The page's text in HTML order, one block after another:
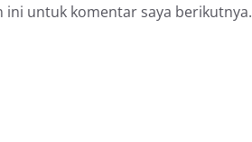
ini untuk komentar saya berikutnya.